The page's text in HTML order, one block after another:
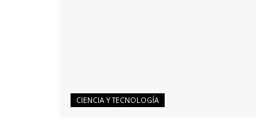
CIENCIA Y TECNOLOGÍA